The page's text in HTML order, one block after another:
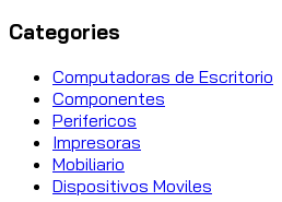
Categories
Computadoras de Escritorio
Componentes
Perifericos
Impresoras
Mobiliario
Dispositivos Moviles